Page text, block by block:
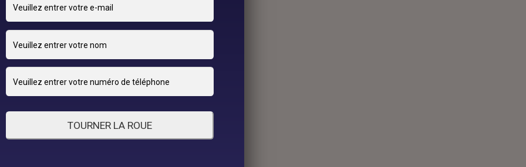
adriano
TOURNER LA ROUE